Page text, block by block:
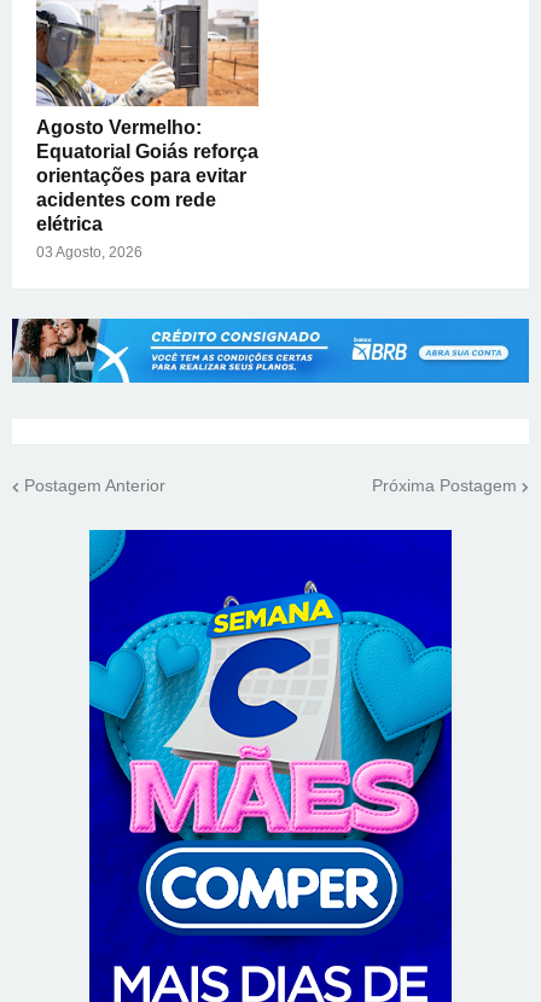
Agosto Vermelho:
Equatorial Goiás reforça
orientações para evitar
acidentes com rede
elétrica
03 Agosto, 2026
Postagem Anterior Próxima Postagem